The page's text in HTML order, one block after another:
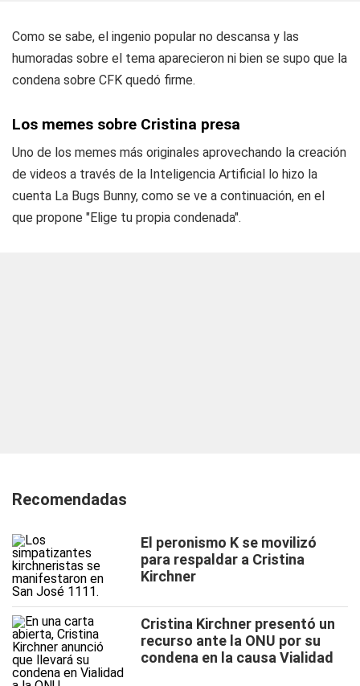
Como se sabe, el ingenio popular no descansa y las
humoradas sobre el tema aparecieron ni bien se supo que la
condena sobre CFK quedó firme.
Los memes sobre Cristina presa
Uno de los memes más originales aprovechando la creación
de videos a través de la Inteligencia Artificial lo hizo la
cuenta La Bugs Bunny, como se ve a continuación, en el
que propone "Elige tu propia condenada".
Recomendadas
El peronismo K se movilizó
para respaldar a Cristina
Kirchner
Cristina Kirchner presentó un
recurso ante la ONU por su
condena en la causa Vialidad